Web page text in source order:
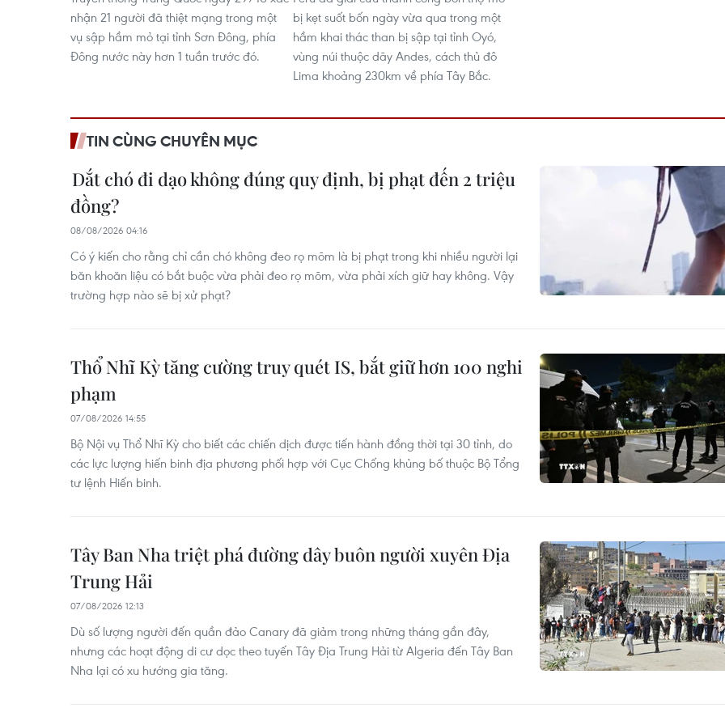
nhận 21 người đã thiệt mạng trong một
vụ sập hầm mỏ tại tỉnh Sơn Đông, phía
Đông nước này hơn 1 tuần trước đó.
bị kẹt suốt bốn ngày vừa qua trong một
hầm khai thác than bị sập tại tỉnh Oyó,
vùng núi thuộc dãy Andes, cách thủ đô
Lima khoảng 230km về phía Tây Bắc.
TIN CÙNG CHUYÊN MỤC
Dắt chó đi dạo không đúng quy định, bị phạt đến 2 triệu
đồng?
08/08/2026 04:16
Có ý kiến cho rằng chỉ cần chó không đeo rọ mõm là bị phạt trong khi nhiều người lại
băn khoăn liệu có bắt buộc vừa phải đeo rọ mõm, vừa phải xích giữ hay không. Vậy
trường hợp nào sẽ bị xử phạt?
Thổ Nhĩ Kỳ tăng cường truy quét IS, bắt giữ hơn 100 nghi
phạm
07/08/2026 14:55
Bộ Nội vụ Thổ Nhĩ Kỳ cho biết các chiến dịch được tiến hành đồng thời tại 30 tỉnh, do
các lực lượng hiến binh địa phương phối hợp với Cục Chống khủng bố thuộc Bộ Tổng
tư lệnh Hiến binh.
Tây Ban Nha triệt phá đường dây buôn người xuyên Địa
Trung Hải
07/08/2026 12:13
Dù số lượng người đến quần đảo Canary đã giảm trong những tháng gần đây,
nhưng các hoạt động di cư dọc theo tuyến Tây Địa Trung Hải từ Algeria đến Tây Ban
Nha lại có xu hướng gia tăng.